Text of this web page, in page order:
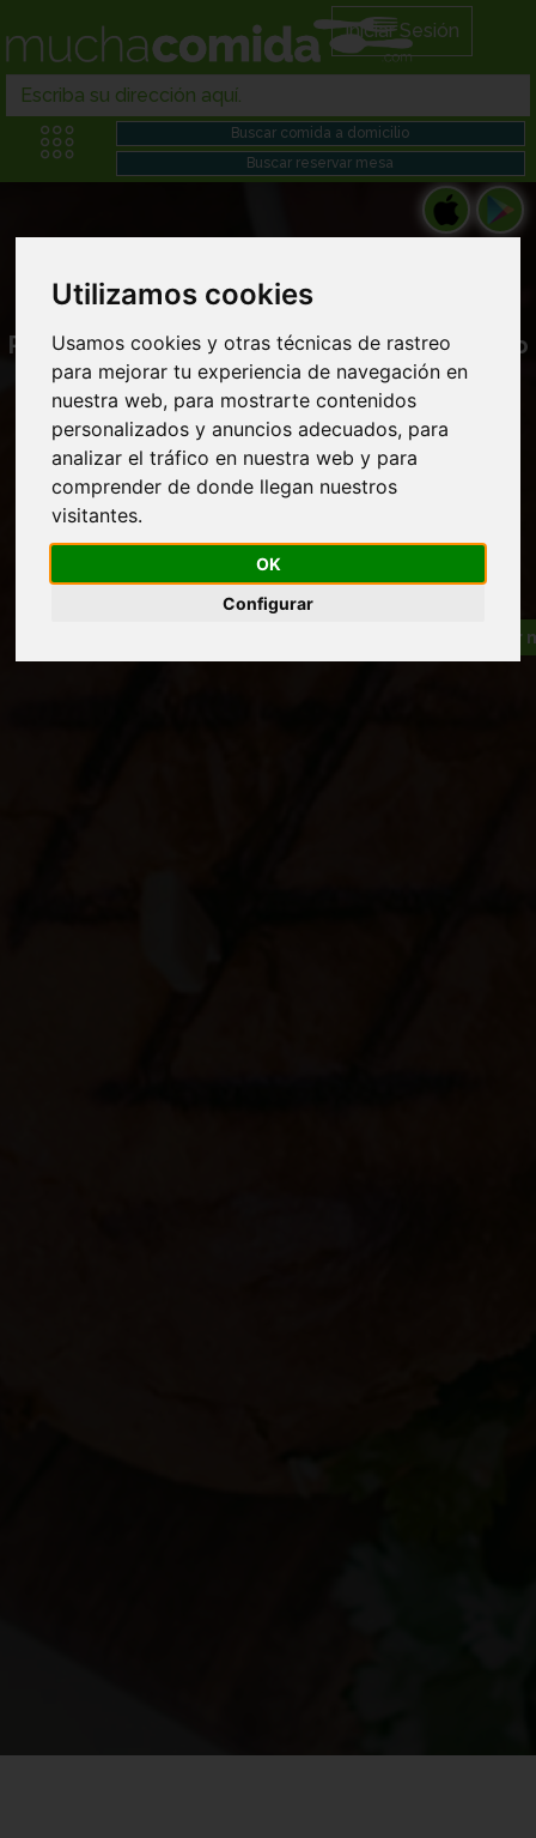
Utilizamos cookies
Usamos cookies y otras técnicas de rastreo
para mejorar tu experiencia de navegación en
nuestra web, para mostrarte contenidos
personalizados y anuncios adecuados, para
analizar el tráfico en nuestra web y para
comprender de donde llegan nuestros
visitantes.
OK
Configurar
Iniciar Sesión
Restaurantes ecuatorianos en Comida chino
japonesa domicilio cerca de mi